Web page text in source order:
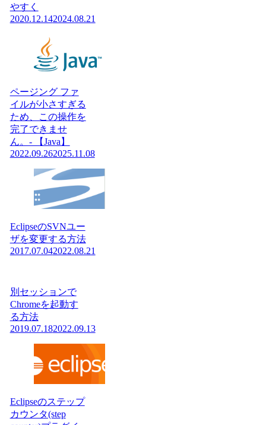
やすく
2020.12.142024.08.21
ページング ファ
イルが小さすぎる
ため、この操作を
完了できませ
ん。- 【Java】
2022.09.262025.11.08
EclipseのSVNユー
ザを変更する方法
2017.07.042022.08.21
別セッションで
Chromeを起動す
る方法
2019.07.182022.09.13
Eclipseのステップ
カウンタ(step